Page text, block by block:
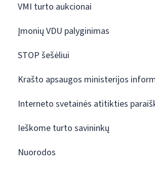
VMI turto aukcionai
Įmonių VDU palyginimas
STOP šešėliui
Krašto apsaugos ministerijos
Interneto svetainės atitikties
Ieškome turto savininkų
Nuorodos